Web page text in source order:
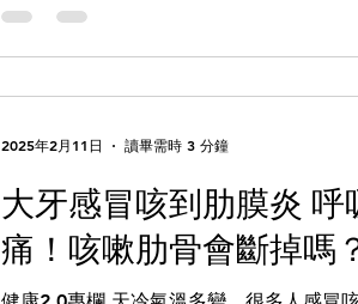
大牙感冒咳到肋膜炎 呼
痛！咳嗽肋骨會斷掉嗎
2025年2月11日 讀畢需時 3 分鐘